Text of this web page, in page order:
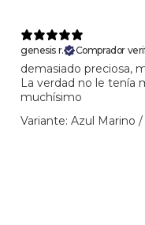
genesis r.
Comprador
demasiado preciosa,
La verdad no le tenía
muchísimo
Variante: Azul Marino /